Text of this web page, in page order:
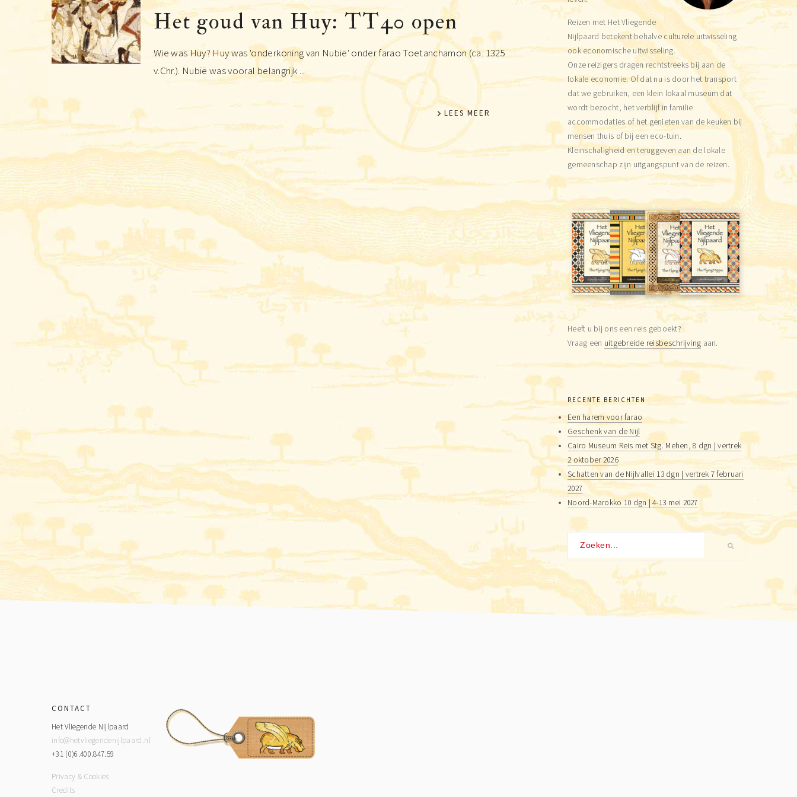
Het goud van Huy: TT40 open
Wie was Huy? Huy was 'onderkoning van Nubië' onder farao Toetanchamon (ca. 1325
v.Chr.). Nubië was vooral belangrijk ...
LEES MEER
Reizen met Het Vliegende
Nijlpaard betekent behalve culturele uitwisseling
ook economische uitwisseling.
Onze reizigers dragen rechtstreeks bij aan de
lokale economie. Of dat nu is door het transport
dat we gebruiken, een klein lokaal museum dat
wordt bezocht, het verblijf in familie
accommodaties of het genieten van de keuken bij
mensen thuis of bij een eco-tuin.
Kleinschaligheid en teruggeven aan de lokale
gemeenschap zijn uitgangspunt van de reizen.
Heeft u bij ons een reis geboekt?
Vraag een uitgebreide reisbeschrijving aan.
RECENTE BERICHTEN
Een harem voor farao
Geschenk van de Nijl
Cairo Museum Reis met Stg. Mehen, 8 dgn | vertrek
2 oktober 2026
Schatten van de Nijlvallei 13 dgn | vertrek 7 februari
2027
Noord-Marokko 10 dgn | 4-13 mei 2027
CONTACT
Het Vliegende Nijlpaard
info@hetvliegendenijlpaard.nl
+31 (0)6.400.847.59
Privacy & Cookies
Credits